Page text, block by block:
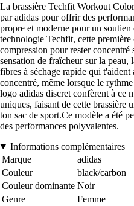
La brassière Techfit Workout
par adidas pour offrir des
propre et moderne pour un
technologie Techfit, cette
compression pour rester
sensation de fraîcheur sur la
fibres à séchage rapide qui t'aident
concentré, même lorsque le
logo adidas discret confèrent à ce
uniques, faisant de cette brassière
ton sac de sport.Ce modèle a été
des performances polyvalentes.
Informations complémentaires
Marque
adidas
Couleur
black/carbon
Couleur dominante Noir
Genre
Femme